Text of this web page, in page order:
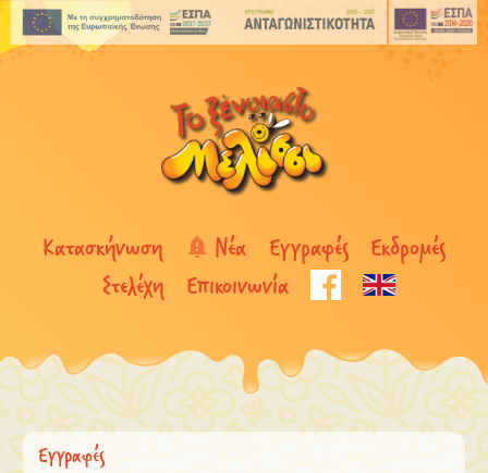
Κατασκήνωση Νέα Εγγραφές Εκδρομές
Στελέχη
Επικοινωνία
Εγγραφές